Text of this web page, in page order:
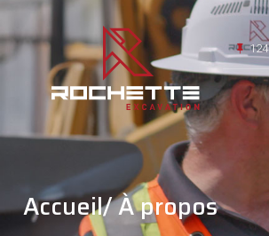
Accueil/ À propos